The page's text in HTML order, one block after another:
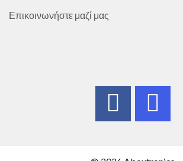
Επικοινωνήστε μαζί μας